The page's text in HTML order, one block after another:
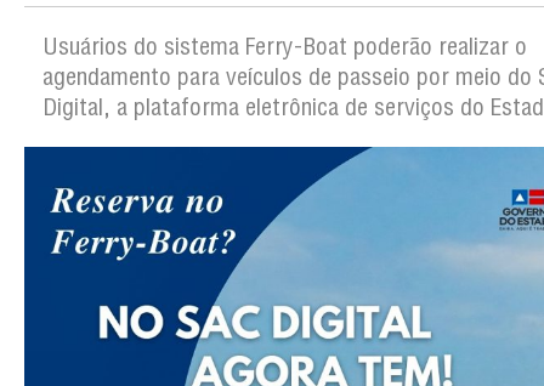
Usuários do sistema Ferry-Boat poderão realizar o
agendamento para veículos de passeio por meio do
Digital, a plataforma eletrônica de serviços do